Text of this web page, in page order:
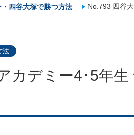
四谷大塚で勝つ方法 No.793 四谷
法
カデミー4･5年